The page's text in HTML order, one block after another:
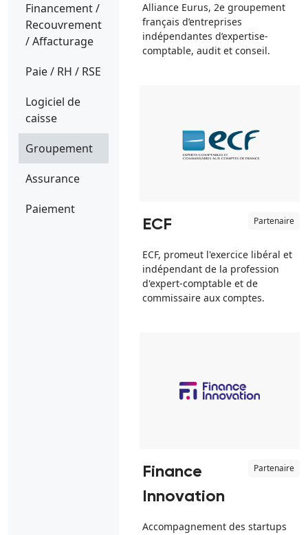
Financement /
Recouvrement
/ Affacturage
Paie / RH / RSE
Logiciel de
caisse
Groupement
Assurance
Paiement
Alliance Eurus, 2e groupement
français d’entreprises
indépendantes d’expertise-
comptable, audit et conseil.
ECF Partenaire
ECF, promeut l'exercice libéral et
indépendant de la profession
d'expert-comptable et de
commissaire aux comptes.
Finance
Innovation
Partenaire
Accompagnement des startups